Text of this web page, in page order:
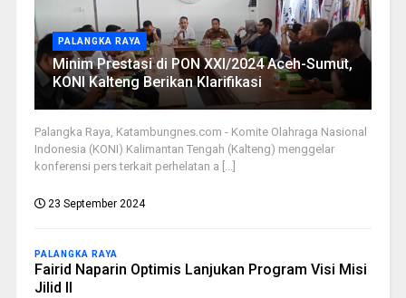
PALANGKA RAYA
Minim Prestasi di PON XXI/2024 Aceh-Sumut,
KONI Kalteng Berikan Klarifikasi
Palangka Raya, Katambungnes.com - Komite Olahraga Nasional
Indonesia (KONI) Kalimantan Tengah (Kalteng) menggelar
konferensi pers terkait perhelatan a [...]
23 September 2024
PALANGKA RAYA
Fairid Naparin Optimis Lanjukan Program Visi Misi
Jilid II